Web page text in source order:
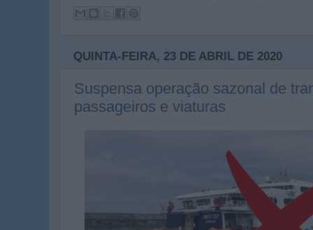
QUINTA-FEIRA, 23 DE ABRIL DE 2020
Suspensa operação sazonal de
passageiros e viaturas